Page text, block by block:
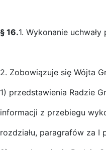
§ 16.1. Wykonanie
2. Zobowiązuje się Wójta
1) przedstawienia Radzie
informacji z przebiegu
rozdziału, paragrafów za I